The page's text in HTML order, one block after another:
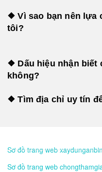
❖ Vì sao bạn nên lựa
tôi?
❖ Dấu hiệu nhận biết
không?
❖ Tìm địa chỉ uy tín
Sơ đồ trang web
Sơ đồ trang web